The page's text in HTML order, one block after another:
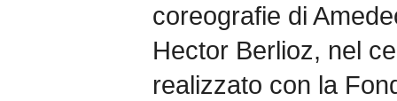
coreografie di
Hector Berlioz, nel
realizzato con la